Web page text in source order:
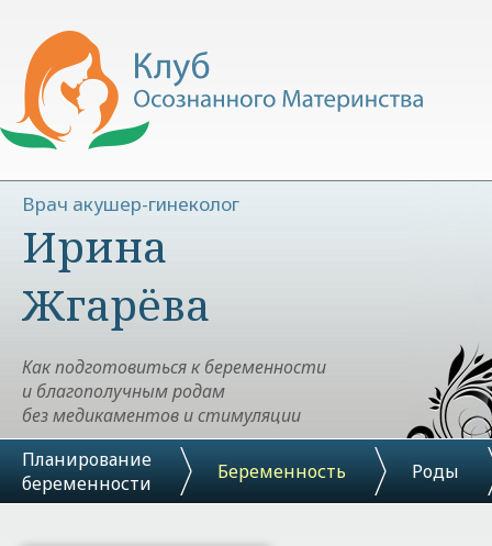
Врач акушер-гинеколог
Ирина
Жгарёва
Как подготовиться к беременности
и благополучным родам
без медикаментов и стимуляции
Планирование
беременности
Беременность Роды